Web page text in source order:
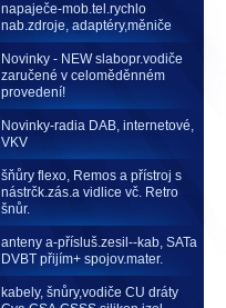
napaječe-mob.tel.rychlo
nab.zdroje, adaptéry,měniče
Novinky - NEW slabopr.vodiče
zaručené v celoměděnném
provedení!
Novinky-radia DAB, internetové,
VKV
šňůry flexo, Remos a přístroj s
nástrčk.zás.a vidlice vč. Retro
šnůr.
anteny a-přísluš.zesil--kab, SATa
DVBT přijím+ spojov.mater.
kabely, šnůry,vodiče CU dráty